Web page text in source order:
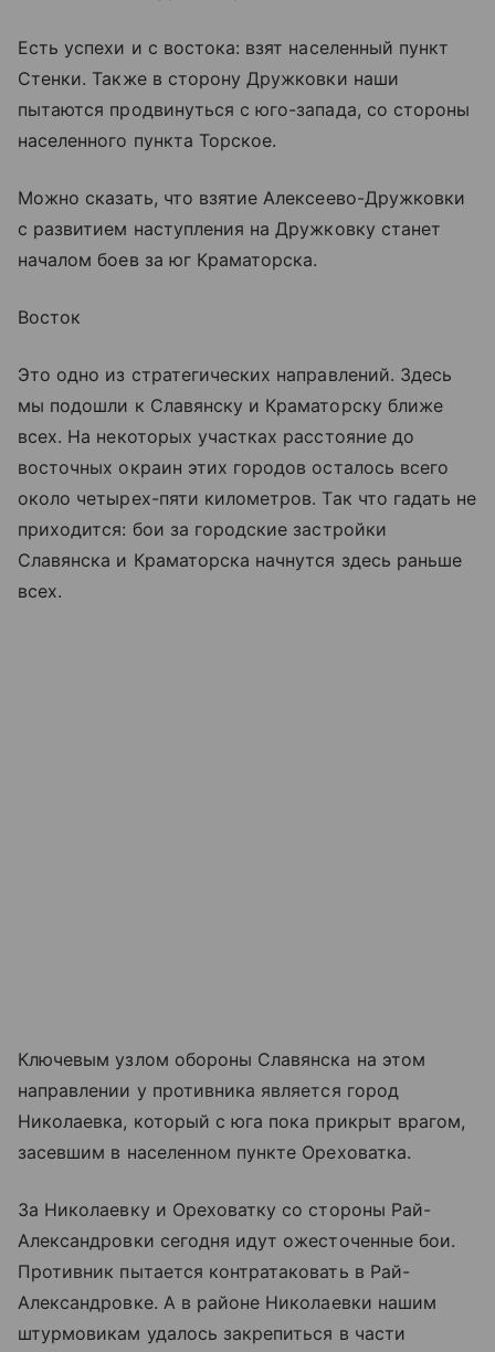
Есть успехи и с востока: взят населенный пункт
Стенки. Также в сторону Дружковки наши
пытаются продвинуться с юго-запада, со стороны
населенного пункта Торское.
Можно сказать, что взятие Алексеево-Дружковки
с развитием наступления на Дружковку станет
началом боев за юг Краматорска.
Восток
Это одно из стратегических направлений. Здесь
мы подошли к Славянску и Краматорску ближе
всех. На некоторых участках расстояние до
восточных окраин этих городов осталось всего
около четырех-пяти километров. Так что гадать не
приходится: бои за городские застройки
Славянска и Краматорска начнутся здесь раньше
всех.
Ключевым узлом обороны Славянска на этом
направлении у противника является город
Николаевка, который с юга пока прикрыт врагом,
засевшим в населенном пункте Ореховатка.
За Николаевку и Ореховатку со стороны Рай-
Александровки сегодня идут ожесточенные бои.
Противник пытается контратаковать в Рай-
Александровке. А в районе Николаевки нашим
штурмовикам удалось закрепиться в части